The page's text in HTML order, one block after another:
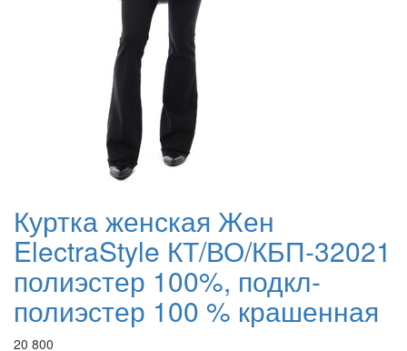
Куртка женская Жен
ElectraStyle КТ/ВО/КБП-32021
полиэстер 100%, подкл-
полиэстер 100 % крашенная
20 800